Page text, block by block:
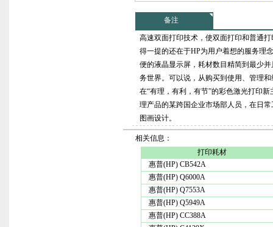
备注
高速双面打印技术，使双面打印和普通
得一提的还在于HP为用户着想的服务理
便的液晶显示屏，耗材数目精简到最少
务世界。可以说，从购买到使用、管理
在“有理，有利，有节”的彩色激光打印
理产品的某跨国企业市场部人员，在日
图画设计。
相关信息：
打印耗材
惠普(HP) CB542A
惠普(HP) Q6000A
惠普(HP) Q7553A
惠普(HP) Q5949A
惠普(HP) CC388A